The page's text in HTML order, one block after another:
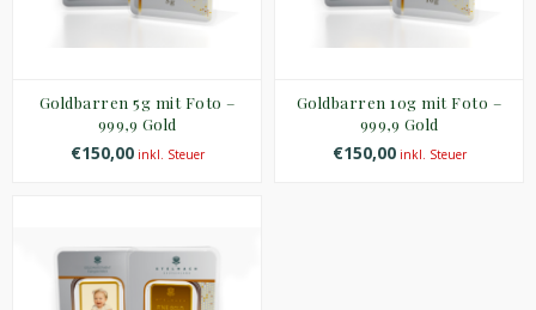
Goldbarren 5g mit Foto –
999,9 Gold
€150,00inkl. Steuer
Goldbarren 10g mit Foto –
999,9 Gold
€150,00inkl. Steuer